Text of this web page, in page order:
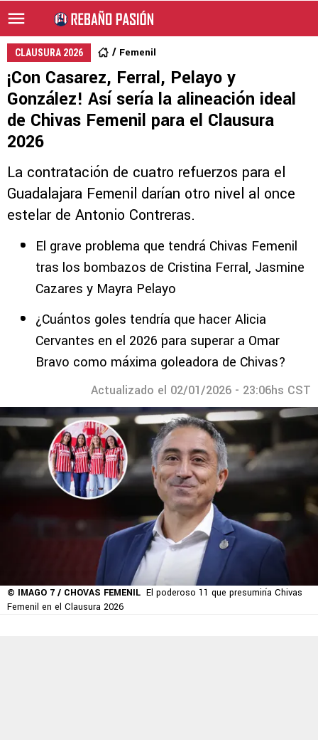
CLAUSURA 2026 Femenil
¡Con Casarez, Ferral, Pelayo y
González! Así sería la alineación ideal
de Chivas Femenil para el Clausura
2026
La contratación de cuatro refuerzos para el
Guadalajara Femenil darían otro nivel al once
estelar de Antonio Contreras.
El grave problema que tendrá Chivas Femenil
tras los bombazos de Cristina Ferral, Jasmine
Cazares y Mayra Pelayo
¿Cuántos goles tendría que hacer Alicia
Cervantes en el 2026 para superar a Omar
Bravo como máxima goleadora de Chivas?
Actualizado el 02/01/2026 - 23:06hs CST
© IMAGO 7 / CHOVAS FEMENIL El poderoso 11 que presumiría Chivas
Femenil en el Clausura 2026